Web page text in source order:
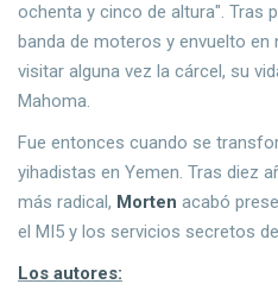
ochenta y cinco de altura". Tras
banda de moteros y envuelto
visitar alguna vez la cárcel, su
Mahoma.
Fue entonces cuando se
yihadistas en Yemen. Tras diez
más radical, Morten acabó
el MI5 y los servicios secretos
Los autores: